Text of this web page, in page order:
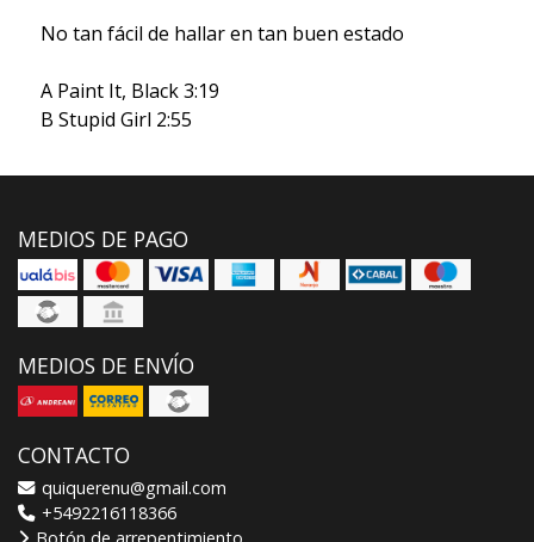
No tan fácil de hallar en tan buen estado
A Paint It, Black 3:19
B Stupid Girl 2:55
MEDIOS DE PAGO
MEDIOS DE ENVÍO
CONTACTO
quiquerenu@gmail.com
+5492216118366